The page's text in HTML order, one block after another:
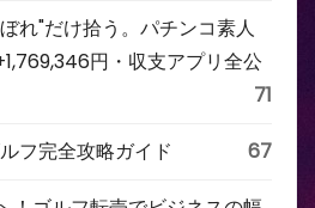
れ"だけ拾う。パチンコ素人
円・収支アプリ全公
71
フ完全攻略ガイド 67